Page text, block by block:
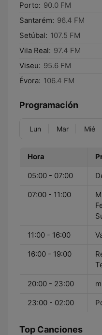
Porto: 90.0 FM
Santarém: 96.4 FM
Setúbal: 107.5 FM
Vila Real: 97.4 FM
Viseu: 95.6 FM
Évora: 106.4 FM
Programación
Lun Mar Mié
Hora
05:00 - 07:00
07:00 - 11:00
11:00 - 16:00
16:00 - 19:00
20:00 - 23:00
23:00 - 02:00
Top Canciones